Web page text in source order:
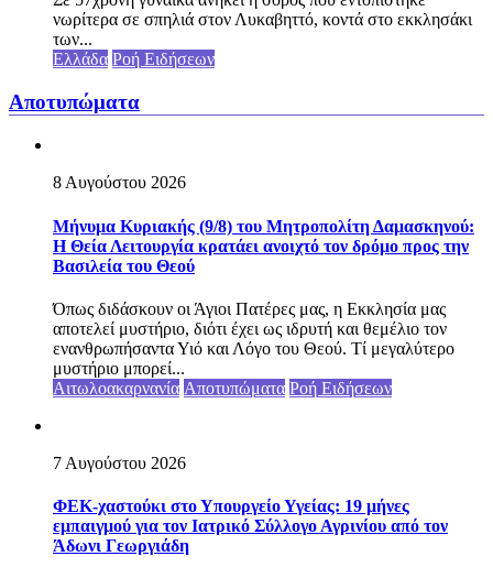
νωρίτερα σε σπηλιά στον Λυκαβηττό, κοντά στο εκκλησάκι
των...
Ελλάδα Ροή Ειδήσεων
Αποτυπώματα
8 Αυγούστου 2026
Μήνυμα Κυριακής (9/8) του Μητροπολίτη Δαμασκηνού:
Η Θεία Λειτουργία κρατάει ανοιχτό τον δρόμο προς την
Βασιλεία του Θεού
Όπως διδάσκουν οι Άγιοι Πατέρες μας, η Εκκλησία μας
αποτελεί μυστήριο, διότι έχει ως ιδρυτή και θεμέλιο τον
ενανθρωπήσαντα Υιό και Λόγο του Θεού. Τί μεγαλύτερο
μυστήριο μπορεί...
Αιτωλοακαρνανία Αποτυπώματα Ροή Ειδήσεων
7 Αυγούστου 2026
ΦΕΚ-χαστούκι στο Υπουργείο Υγείας: 19 μήνες
εμπαιγμού για τον Ιατρικό Σύλλογο Αγρινίου από τον
Άδωνι Γεωργιάδη